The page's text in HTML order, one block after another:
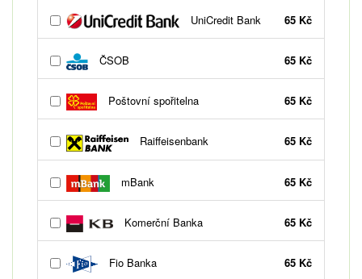
UniCredit Bank 65 Kč
ČSOB 65 Kč
Poštovní spořitelna 65 Kč
Raiffeisenbank 65 Kč
mBank 65 Kč
Komerční Banka 65 Kč
Fio Banka 65 Kč